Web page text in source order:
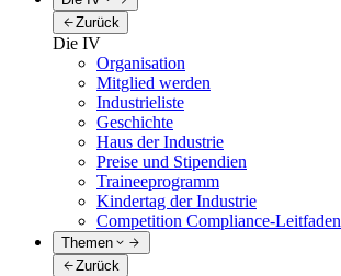
Zurück
Die IV
Organisation
Mitglied werden
Industrieliste
Geschichte
Haus der Industrie
Preise und Stipendien
Traineeprogramm
Kindertag der Industrie
Competition Compliance-Leitfaden
Themen
Zurück